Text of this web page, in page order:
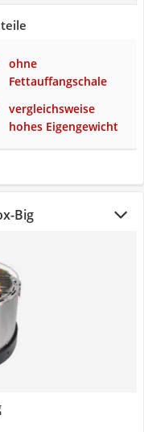
ohne
Fettauffangschale
vergleichsweise
hohes Eigengewicht
Big